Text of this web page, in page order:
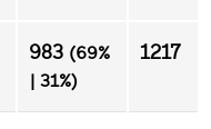
983 (69%
| 31%)
1217